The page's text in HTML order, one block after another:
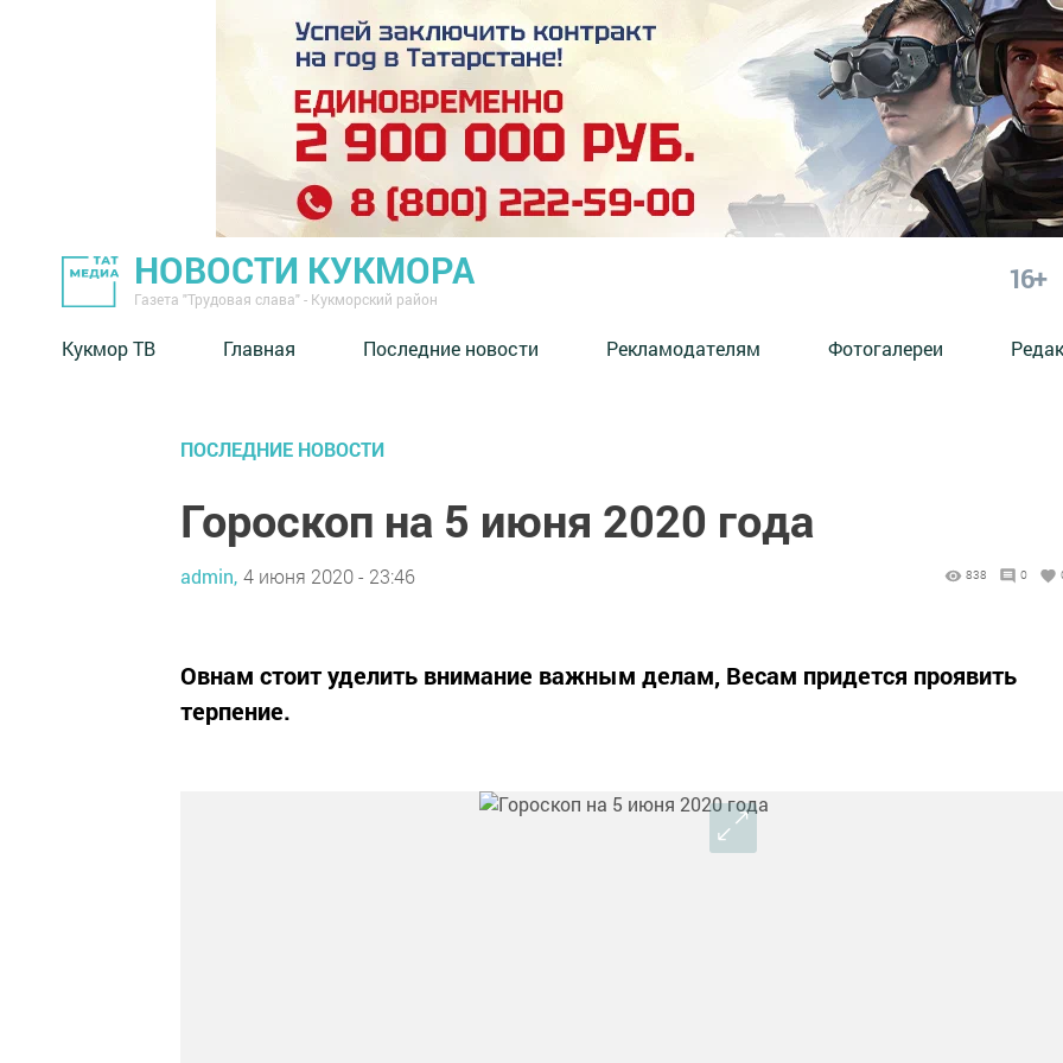
НОВОСТИ КУКМОРА
Газета "Трудовая слава" - Кукморский район
16+
Кукмор ТВ Главная Последние новости Рекламодателям Фотогалереи
ПОСЛЕДНИЕ НОВОСТИ
Гороскоп на 5 июня 2020 года
admin, 4 июня 2020 - 23:46 838 0
Овнам стоит уделить внимание важным делам, Весам придется проявить
терпение.